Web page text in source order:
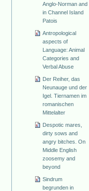
Anglo-Norman and
in Channel Island
Patois
Antropological
aspects of
Language: Animal
Categories and
Verbal Abuse
Der Reiher, das
Neunauge und der
Igel. Tiernamen im
romanischen
Mittelalter
Despotic mares,
dirty sows and
angry bitches. On
Middle English
zoosemy and
beyond
Sindrum
begrunden in